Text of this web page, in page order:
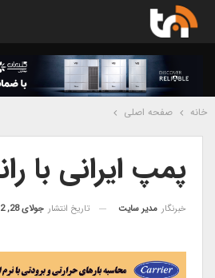
خانه صفحه اصلی
پمپ ایرانی با
خبرنگار مدیر سایت تاریخ انتشار جولای 28, 2012